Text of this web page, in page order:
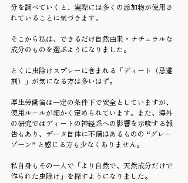
分を調べていくと、実際には多くの添加物が使用さ
れていることに気づきます。
そこから私は、できるだけ自然由来・ナチュラルな
成分のものを選ぶようになりました。
とくに虫除けスプレーに含まれる「ディート（忌避
剤）」が気になる方は多いはず。
厚生労働省は一定の条件下で安全としていますが、
使用ルールが細かく定められています。また、海外
の研究ではディートの神経系への影響を示唆する報
告もあり、データ自体に不備はあるものの “グレー
ゾーン” と感じる方も少なくありません。
私自身もその一人で「より自然で、天然成分だけで
作られた虫除け」を探すようになりました。